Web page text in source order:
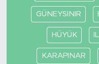
GÜNEYSINIR
HÜYÜK
KARAPINAR